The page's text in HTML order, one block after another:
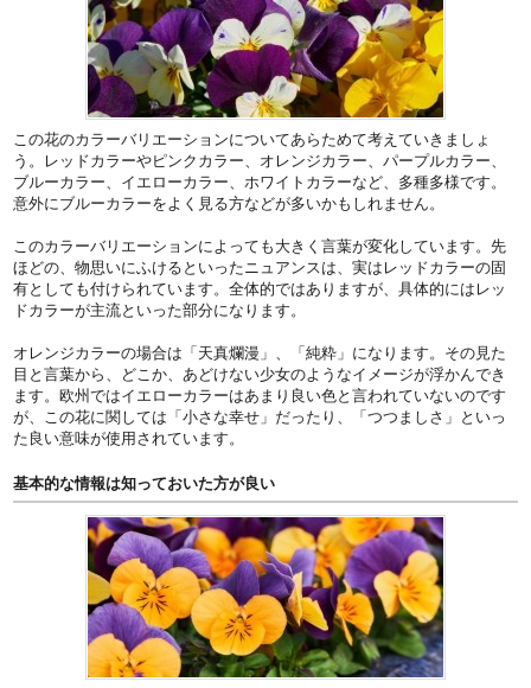
この花のカラーバリエーションについてあらためて考えていきましょ
う。レッドカラーやピンクカラー、オレンジカラー、パープルカラー、
ブルーカラー、イエローカラー、ホワイトカラーなど、多種多様です。
意外にブルーカラーをよく見る方などが多いかもしれません。
このカラーバリエーションによっても大きく言葉が変化しています。先
ほどの、物思いにふけるといったニュアンスは、実はレッドカラーの固
有としても付けられています。全体的ではありますが、具体的にはレッ
ドカラーが主流といった部分になります。
オレンジカラーの場合は「天真爛漫」、「純粋」になります。その見た
目と言葉から、どこか、あどけない少女のようなイメージが浮かんでき
ます。欧州ではイエローカラーはあまり良い色と言われていないのです
が、この花に関しては「小さな幸せ」だったり、「つつましさ」といっ
た良い意味が使用されています。
基本的な情報は知っておいた方が良い